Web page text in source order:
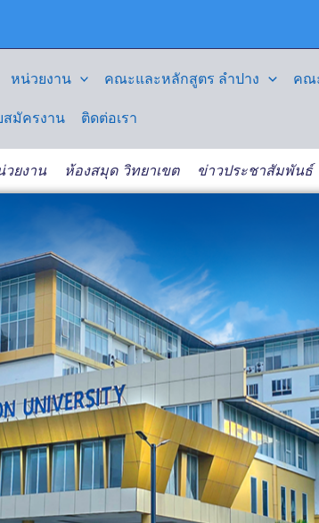
หน่วยงาน คณะและหลักสูตร ลำปาง คณ
สมัครงาน ติดต่อเรา
วยงาน ห้องสมุด วิทยาเขต ข่าวประชาสัมพันธ์